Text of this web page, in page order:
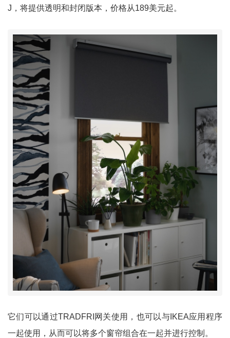
J，将提供透明和封闭版本，价格从189美元起。
它们可以通过TRADFRI网关使用，也可以与IKEA应用程序
一起使用，从而可以将多个窗帘组合在一起并进行控制。